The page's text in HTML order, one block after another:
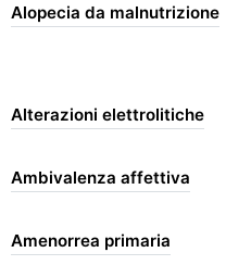
Alopecia da malnutrizione
Alterazioni elettrolitiche
Ambivalenza affettiva
Amenorrea primaria